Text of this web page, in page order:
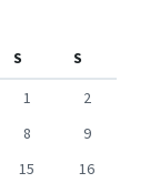
S
S
1
2
8
9
15
16